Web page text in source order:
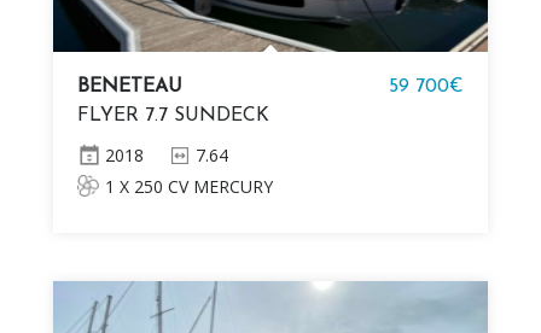
BENETEAU
FLYER 7.7 SUNDECK
59 700€
2018
7.64
1 X 250 CV MERCURY